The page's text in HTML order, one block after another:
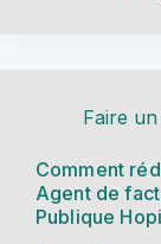
Faire
Comment
Agent de
Publique